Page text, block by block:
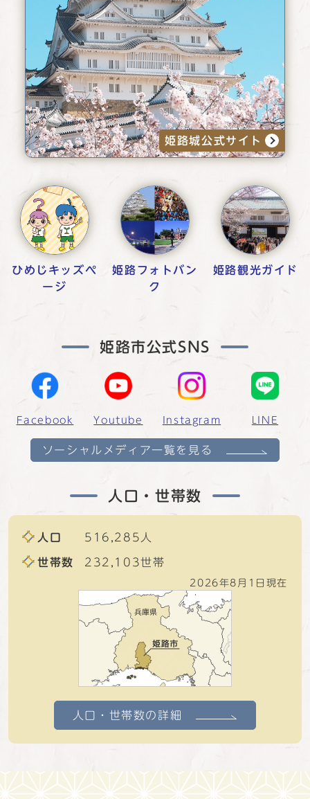
姫路城公式サイト
ひめじキッズペ
ージ
姫路フォトバン
ク
姫路観光ガイド
姫路市公式SNS
Facebook Youtube Instagram LINE
ソーシャルメディア一覧を見る
人口・世帯数
人口 516,285人
世帯数 232,103世帯
2026年8月1日現在
人口・世帯数の詳細